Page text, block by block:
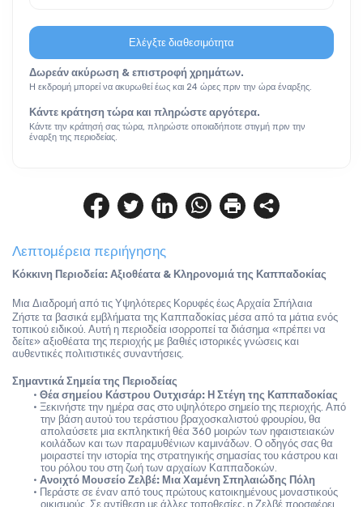
Λεπτομέρεια περιήγησης
Κόκκινη Περιοδεία: Αξιοθέατα & Κληρονομιά της Καππαδοκίας
Μια Διαδρομή από τις Υψηλότερες Κορυφές έως Αρχαία Σπήλαια
Ζήστε τα βασικά εμβλήματα της Καππαδοκίας μέσα από τα μάτια ενός
τοπικού ειδικού. Αυτή η περιοδεία ισορροπεί τα διάσημα «πρέπει να
δείτε» αξιοθέατα της περιοχής με βαθιές ιστορικές γνώσεις και
αυθεντικές πολιτιστικές συναντήσεις.
Σημαντικά Σημεία της Περιοδείας
Θέα σημείου Κάστρου Ουτχισάρ: Η Στέγη της Καππαδοκίας
Ξεκινήστε την ημέρα σας στο υψηλότερο σημείο της περιοχής. Από
την βάση αυτού του τεράστιου βραχοσκαλιστού φρουρίου, θα
απολαύσετε μια εκπληκτική θέα 360 μοιρών των ηφαιστειακών
κοιλάδων και των παραμυθένιων καμινάδων. Ο οδηγός σας θα
μοιραστεί την ιστορία της στρατηγικής σημασίας του κάστρου και
του ρόλου του στη ζωή των αρχαίων Καππαδοκών.
Ανοιχτό Μουσείο Ζελβέ: Μια Χαμένη Σπηλαιώδης Πόλη
Περάστε σε έναν από τους πρώτους κατοικημένους μοναστικούς
οικισμούς. Σε αντίθεση με άλλες τοποθεσίες, η Ζελβέ προσφέρει
Ελέγξτε διαθεσιμότητα
Δωρεάν ακύρωση & επιστροφή χρημάτων.
Η εκδρομή μπορεί να ακυρωθεί έως και 24 ώρες πριν την ώρα έναρξης.
Κάντε κράτηση τώρα και πληρώστε αργότερα.
Κάντε την κράτησή σας τώρα, πληρώστε οποιαδήποτε στιγμή πριν την
έναρξη της περιοδείας.